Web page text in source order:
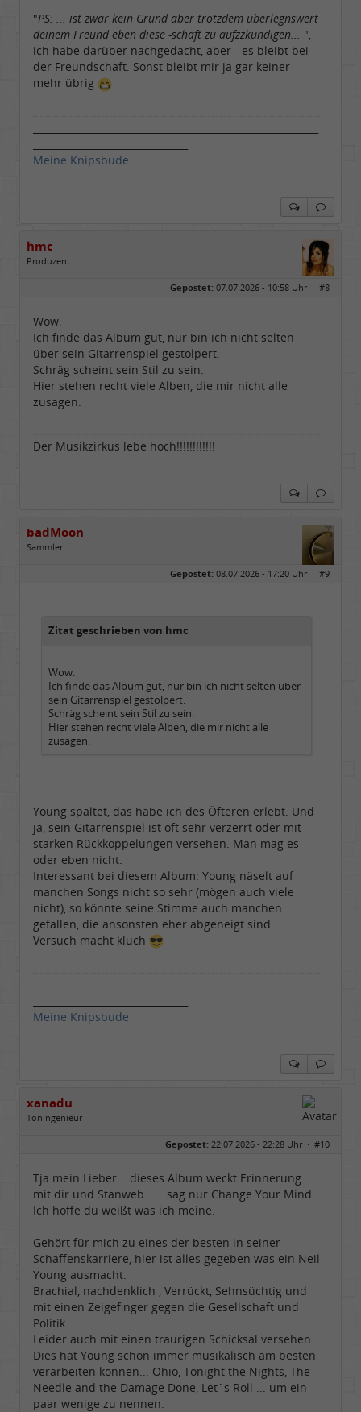
"PS: ... ist zwar kein Grund aber trotzdem überlegnswert
deinem Freund eben diese -schaft zu aufzzkündigen... ",
ich habe darüber nachgedacht, aber - es bleibt bei
der Freundschaft. Sonst bleibt mir ja gar keiner
mehr übrig
Meine Knipsbude
hmc
Produzent
Beiträge:
Dabei seit:
04 / 2006
Gepostet: 07.07.2026 - 10:58 Uhr · #8
Wow.
Ich finde das Album gut, nur bin ich nicht selten
über sein Gitarrenspiel gestolpert.
Schräg scheint sein Stil zu sein.
Hier stehen recht viele Alben, die mir nicht alle
zusagen.
Der Musikzirkus lebe hoch!!!!!!!!!!!!
badMoon
Sammler
Gepostet: 08.07.2026 - 17:20 Uhr · #9
Zitat geschrieben von hmc
Wow.
Ich finde das Album gut, nur bin ich nicht selten über
sein Gitarrenspiel gestolpert.
Schräg scheint sein Stil zu sein.
Hier stehen recht viele Alben, die mir nicht alle
zusagen.
Young spaltet, das habe ich des Öfteren erlebt. Und
ja, sein Gitarrenspiel ist oft sehr verzerrt oder mit
starken Rückkoppelungen versehen. Man mag es -
oder eben nicht.
Interessant bei diesem Album: Young näselt auf
manchen Songs nicht so sehr (mögen auch viele
nicht), so könnte seine Stimme auch manchen
gefallen, die ansonsten eher abgeneigt sind.
Versuch macht kluch
Meine Knipsbude
xanadu
Toningenieur
Rain am Lech (Bayern)
Beiträge:
6540
Dabei seit:
05 / 2006
Gepostet: 22.07.2026 - 22:28 Uhr · #10
Tja mein Lieber... dieses Album weckt Erinnerung
mit dir und Stanweb ......sag nur Change Your Mind
Ich hoffe du weißt was ich meine.
Gehört für mich zu eines der besten in seiner
Schaffenskarriere, hier ist alles gegeben was ein Neil
Young ausmacht.
Brachial, nachdenklich , Verrückt, Sehnsüchtig und
mit einen Zeigefinger gegen die Gesellschaft und
Politik.
Leider auch mit einen traurigen Schicksal versehen.
Dies hat Young schon immer musikalisch am besten
verarbeiten können... Ohio, Tonight the Nights, The
Needle and the Damage Done, Let`s Roll ... um ein
paar wenige zu nennen.